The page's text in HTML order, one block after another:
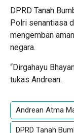
DPRD Tanah
Polri senantiasa
mengemban
negara.
“Dirgahayu
tukas Andrean.
Andrean Atma
DPRD Tanah